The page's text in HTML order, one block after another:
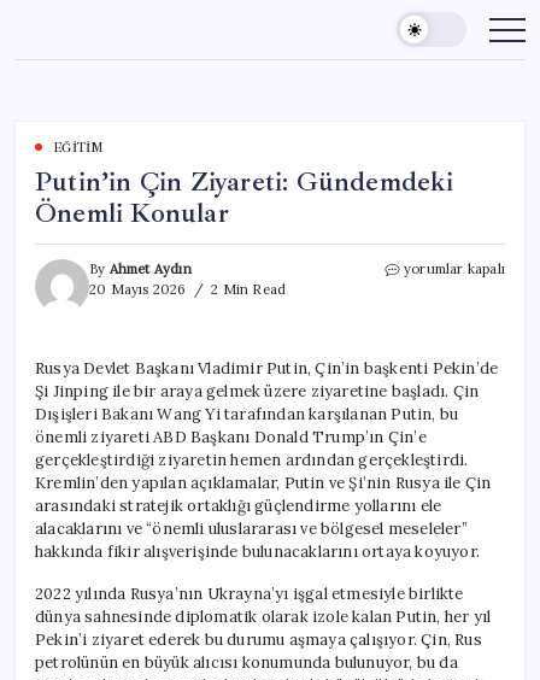
content
EĞITIM
Putin’in Çin Ziyareti: Gündemdeki
Önemli Konular
By Ahmet Aydın
20 Mayıs 2026
2 Min Read
Putin’in
Konular
için
yorumlar kapalı
Rusya Devlet Başkanı Vladimir Putin, Çin’in başkenti Pekin’de
Şi Jinping ile bir araya gelmek üzere ziyaretine başladı. Çin
Dışişleri Bakanı Wang Yi tarafından karşılanan Putin, bu
önemli ziyareti ABD Başkanı Donald Trump’ın Çin’e
gerçekleştirdiği ziyaretin hemen ardından gerçekleştirdi.
Kremlin’den yapılan açıklamalar, Putin ve Şi’nin Rusya ile Çin
arasındaki stratejik ortaklığı güçlendirme yollarını ele
alacaklarını ve “önemli uluslararası ve bölgesel meseleler”
hakkında fikir alışverişinde bulunacaklarını ortaya koyuyor.
2022 yılında Rusya’nın Ukrayna’yı işgal etmesiyle birlikte
dünya sahnesinde diplomatik olarak izole kalan Putin, her yıl
Pekin’i ziyaret ederek bu durumu aşmaya çalışıyor. Çin, Rus
petrolünün en büyük alıcısı konumunda bulunuyor, bu da